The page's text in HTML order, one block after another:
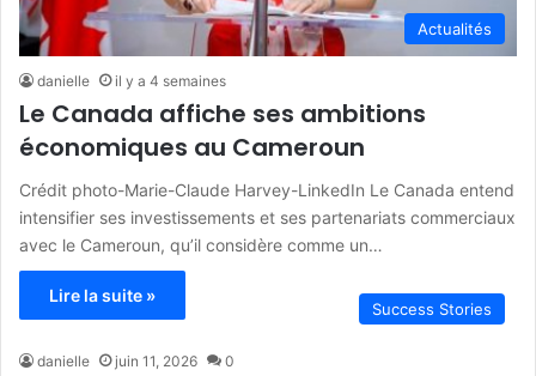
Actualités
danielle il y a 4 semaines
Le Canada affiche ses ambitions
économiques au Cameroun
Crédit photo-Marie-Claude Harvey-LinkedIn Le Canada entend
intensifier ses investissements et ses partenariats commerciaux
avec le Cameroun, qu’il considère comme un…
Lire la suite »
Success Stories
danielle juin 11, 2026 0